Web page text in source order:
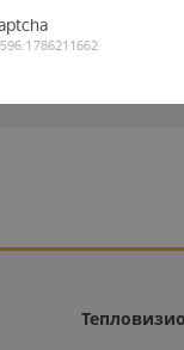
изменить
товаров